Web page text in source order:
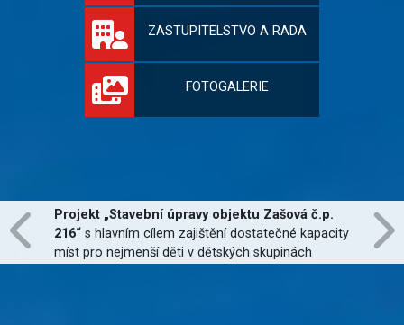
ZASTUPITELSTVO A RADA
FOTOGALERIE
Projekt „Stavební úpravy objektu Zašová č.p.
216“ s hlavním cílem zajištění dostatečné kapacity
míst pro nejmenší děti v dětských skupinách